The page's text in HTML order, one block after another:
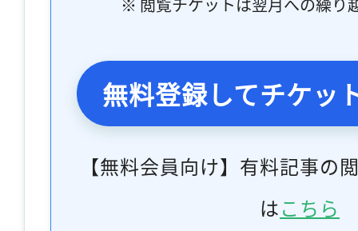
無料登録してチケッ
【無料会員向け】有料記事の
はこちら